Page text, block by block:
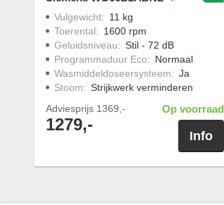
Vulgewicht: 11 kg
Toerental: 1600 rpm
Geluidsniveau: Stil - 72 dB
Programmaduur Eco: Normaal
Wasmiddeldoseersysteem: Ja
Stoom: Strijkwerk verminderen
Adviesprijs 1369,-
1279,-
Op voorraad
Info